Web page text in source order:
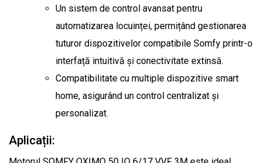
Un sistem de control avansat pentru
automatizarea locuinței, permițând gestionarea
tuturor dispozitivelor compatibile Somfy printr-o
interfață intuitivă și conectivitate extinsă.
Compatibilitate cu multiple dispozitive smart
home, asigurând un control centralizat și
personalizat.
Aplicații: